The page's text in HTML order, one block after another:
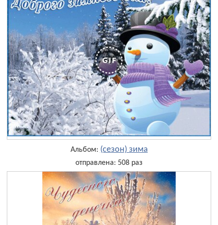
Альбом: (сезон) зима
отправлена: 508 раз